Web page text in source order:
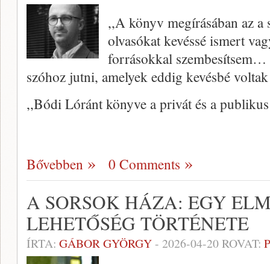
,,A könyv megírásában az a
olvasókat kevéssé ismert
forrásokkal
szóhoz jutni, amelyek eddig kevésbé
,,Bódi Lóránt könyve a privát és a
Bővebben 0 Comments
A SORSOK HÁZA: EGY
LEHETŐSÉG TÖRTÉNETE
ÍRTA: GÁBOR GYÖRGY- 2026-04-20ROVAT: